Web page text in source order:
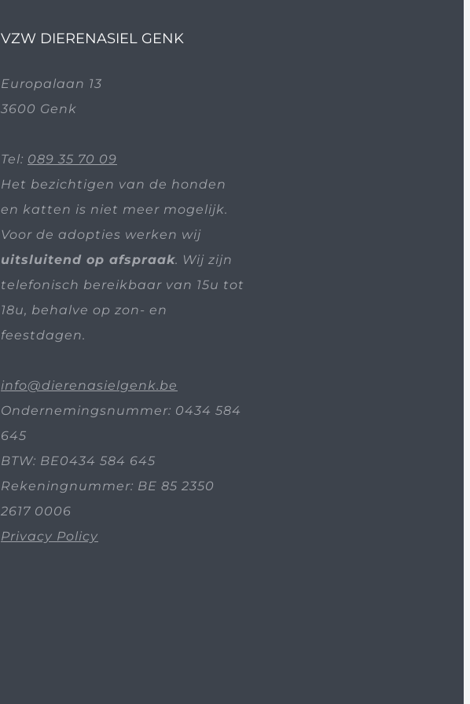
VZW DIERENASIEL GENK
Europalaan 13
3600 Genk
Tel: 089 35 70 09
Het bezichtigen van de honden
en katten is niet meer mogelijk.
Voor de adopties werken wij
uitsluitend op afspraak. Wij zijn
telefonisch bereikbaar van 15u tot
18u, behalve op zon- en
feestdagen.
info@dierenasielgenk.be
Ondernemingsnummer: 0434 584
645
BTW: BE0434 584 645
Rekeningnummer: BE 85 2350
2617 0006
Privacy Policy